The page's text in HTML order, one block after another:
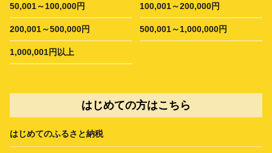
50,001～100,000円 100,001～200,000円
200,001～500,000円 500,001～1,000,000円
1,000,001円以上
はじめての方はこちら
はじめてのふるさと納税